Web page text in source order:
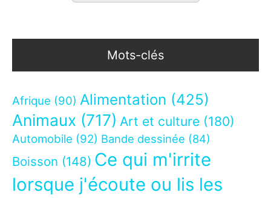
Mots-clés
Afrique (90) Alimentation (425)
Animaux (717) Art et culture (180)
Automobile (92) Bande dessinée (84)
Boisson (148) Ce qui m'irrite
lorsque j'écoute ou lis les